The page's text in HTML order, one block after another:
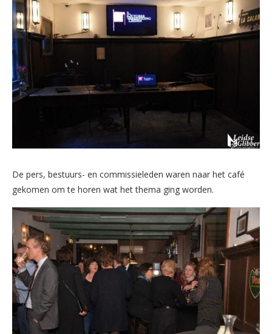
De pers, bestuurs- en commissieleden waren naar het café
gekomen om te horen wat het thema ging worden.